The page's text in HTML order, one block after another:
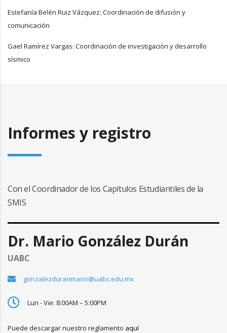
Estefanía Belén Ruiz Vázquez: Coordinación de difusión y
comunicación
Gael Ramírez Vargas: Coordinación de investigación y desarrollo
sísmico
Informes y registro
Con el Coordinador de los Capítulos Estudiantiles de la
SMIS
Dr. Mario González Durán
UABC
gonzalezduranmario@uabc.edu.mx
Lun - Vie: 8:00AM – 5:00PM
Puede descargar nuestro reglamento aquí